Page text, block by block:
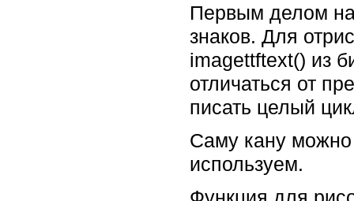
Первым делом
знаков. Для
imagettftext() из
отличаться от
писать целый
Саму кану
используем.